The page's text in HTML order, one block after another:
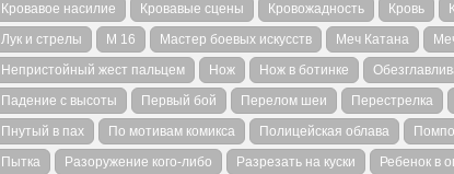
Кровавое насилие
Кровавые сцены Кровожадность Кровь
Лук и стрелы
М 16 Мастер боевых искусств Меч Катана
Непристойный жест пальцем
Нож Нож в ботинке
Падение с высоты
Первый бой Перелом шеи Перестрелка
Пнутый в пах
По мотивам комикса Полицейская облава
Пытка
Разоружение кого-либо Разрезать на куски Ребенок в